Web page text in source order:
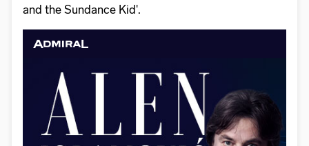
and the Sundance Kid'.